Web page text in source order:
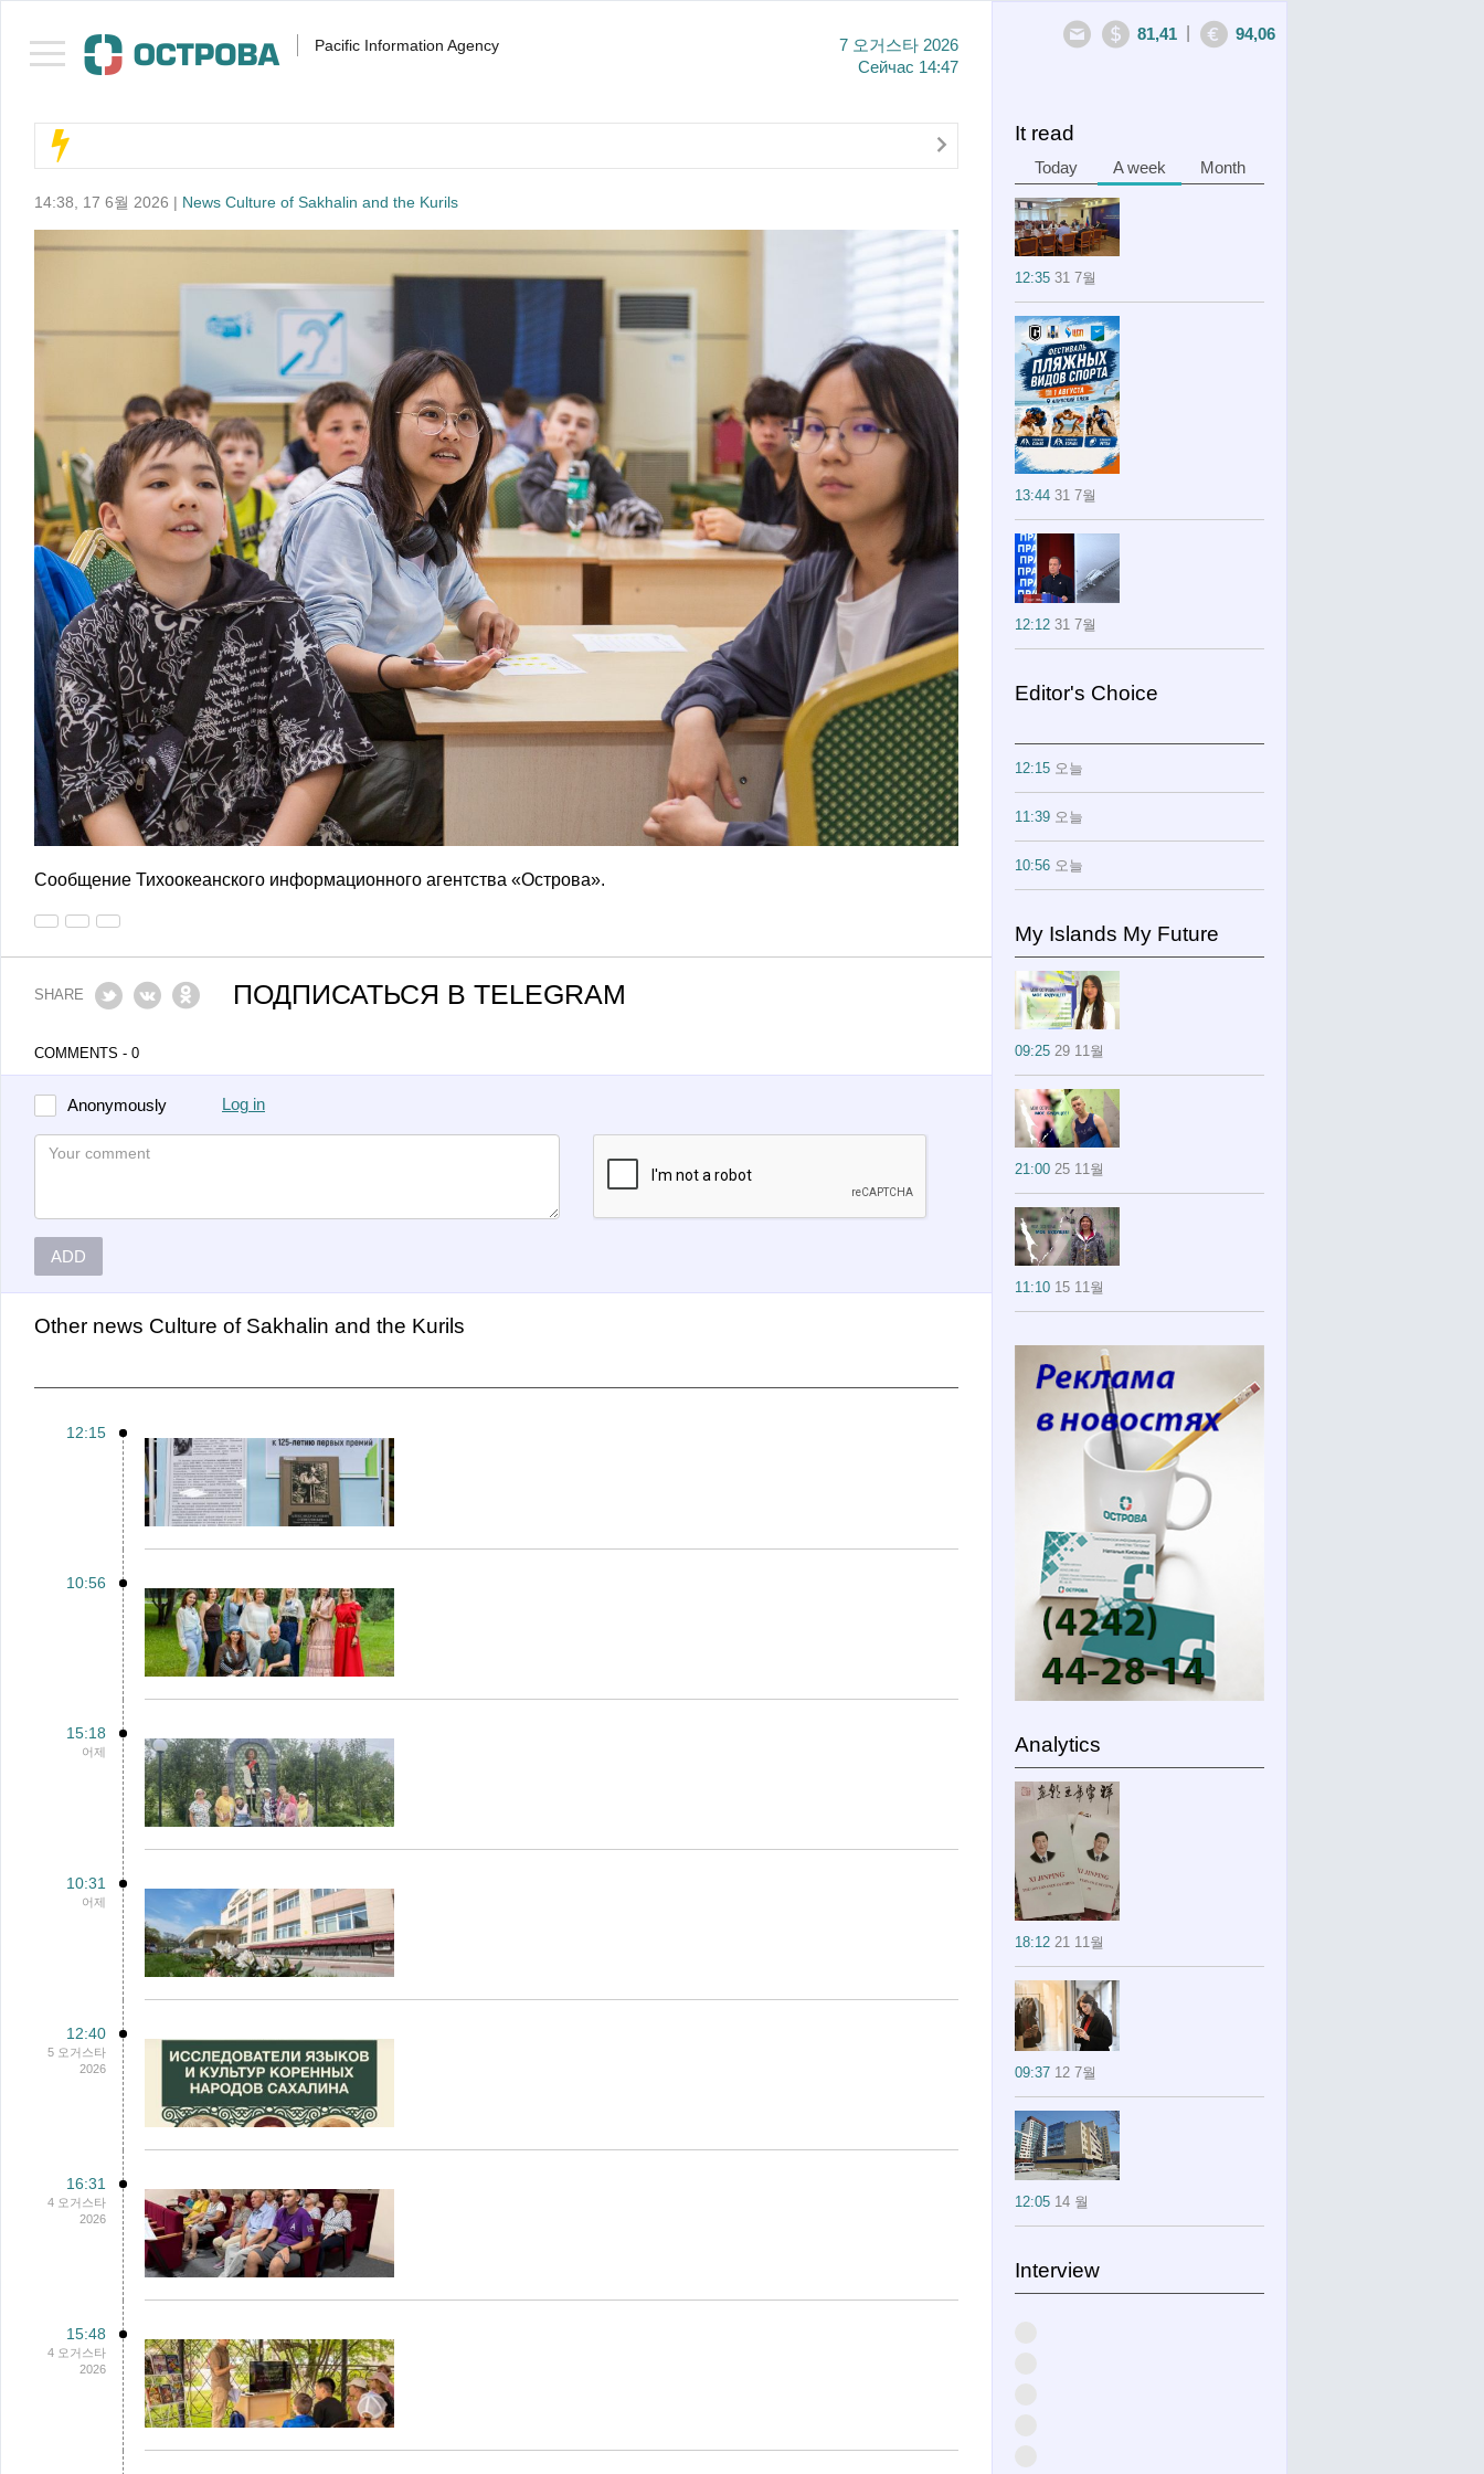
Pacific Information Agency
7 오거스타 2026
Сейчас 14:47
81,41 94,06
14:38, 17 6월 2026 | News Culture of Sakhalin and the Kurils
Сообщение Тихоокеанского информационного агентства «Острова».
SHARE ПОДПИСАТЬСЯ В TELEGRAM
COMMENTS - 0
Anonymously Log in
ADD
Other News Culture of Sakhalin and the Kurils
12:15
10:56
15:18
어제
10:31
어제
12:40
5 오거스타
2026
16:31
4 오거스타
2026
15:48
4 오거스타
2026
It read
Today A week Month
12:3531 7월
13:4431 7월
12:1231 7월
Editor's Choice
12:15 오늘
11:39 오늘
10:56 오늘
My Islands My Future
09:2529 11월
21:0025 11월
11:10 15 11월
Analytics
18:1221 11월
09:37 12 7월
12:05 14 월
Interview